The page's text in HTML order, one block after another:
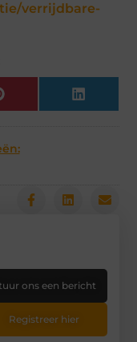
verrijdbare-
Pinterest LinkedIn
ons een bericht
Registreer hier